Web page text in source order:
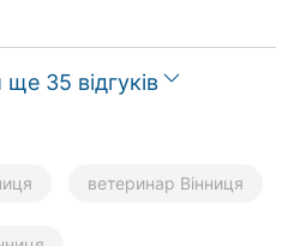
35 відгуків
ветеринар Вінниця